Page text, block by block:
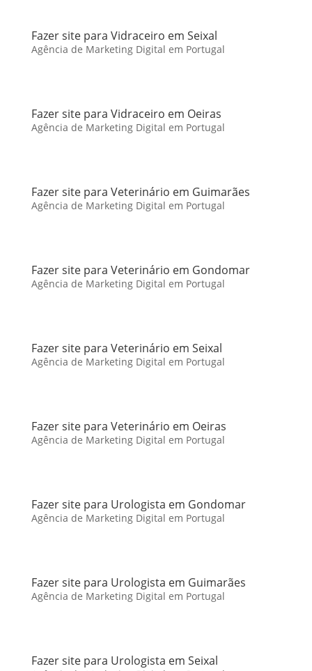
Fazer site para Vidraceiro em Seixal
Agência de Marketing Digital em Portugal
Fazer site para Vidraceiro em Oeiras
Agência de Marketing Digital em Portugal
Fazer site para Veterinário em Guimarães
Agência de Marketing Digital em Portugal
Fazer site para Veterinário em Gondomar
Agência de Marketing Digital em Portugal
Fazer site para Veterinário em Seixal
Agência de Marketing Digital em Portugal
Fazer site para Veterinário em Oeiras
Agência de Marketing Digital em Portugal
Fazer site para Urologista em Gondomar
Agência de Marketing Digital em Portugal
Fazer site para Urologista em Guimarães
Agência de Marketing Digital em Portugal
Fazer site para Urologista em Seixal